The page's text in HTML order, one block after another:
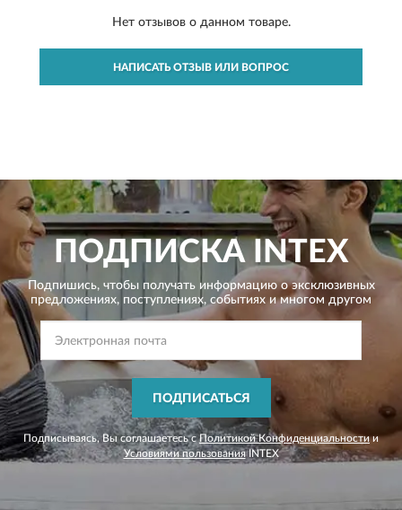
Нет отзывов о данном товаре.
НАПИСАТЬ ОТЗЫВ ИЛИ ВОПРОС
ПОДПИСКАINTEX
Подпишись, чтобы получать информацию о эксклюзивных
предложениях, поступлениях, событиях и многом другом
ПОДПИСАТЬСЯ
Подписываясь, Вы соглашаетесь сПолитикой Конфиденциальности и
Условиями пользованияINTEX